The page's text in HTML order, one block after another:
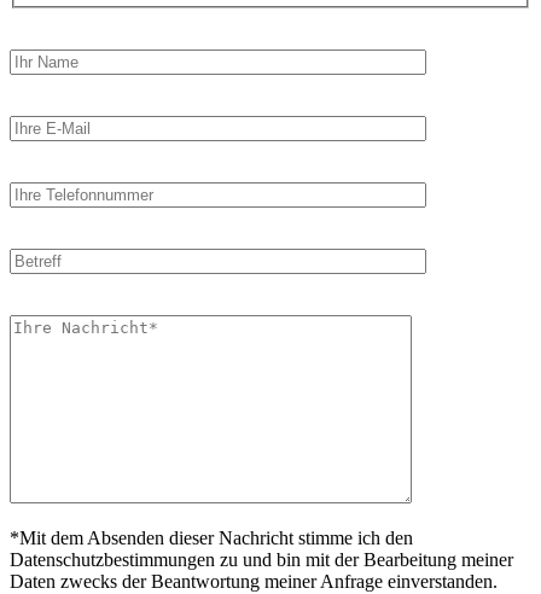
*Mit dem Absenden dieser Nachricht stimme ich den
Datenschutzbestimmungen zu und bin mit der Bearbeitung meiner
Daten zwecks der Beantwortung meiner Anfrage einverstanden.